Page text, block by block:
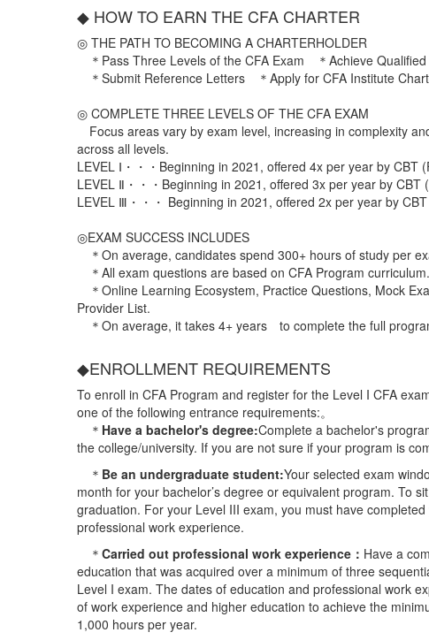
◆ HOW TO EARN THE CFA CHARTER
◎ THE PATH TO BECOMING A CHARTERHOLDER
＊Pass Three Levels of the CFA Exam ＊Achieve Qualified
＊Submit Reference Letters ＊Apply for CFA Institute
◎ COMPLETE THREE LEVELS OF THE CFA EXAM
Focus areas vary by exam level, increasing in complexity
across all levels.
LEVEL Ⅰ・・・Beginning in 2021, offered 4x per year by CBT
LEVEL Ⅱ・・・Beginning in 2021, offered 3x per year by CBT
LEVEL Ⅲ・・・ Beginning in 2021, offered 2x per year by
◎EXAM SUCCESS INCLUDES
＊On average, candidates spend 300+ hours of study per
＊All exam questions are based on CFA Program curriculum.
＊Online Learning Ecosystem, Practice Questions, Mock
Provider List.
＊On average, it takes 4+ years to complete the full
◆ENROLLMENT REQUIREMENTS
To enroll in CFA Program and register for the Level I CFA
one of the following entrance requirements:。
＊ Have a bachelor's degree:Complete a bachelor's
the college/university. If you are not sure if your program is
＊ Be an undergraduate student:Your selected exam
month for your bachelor’s degree or equivalent program. To
graduation. For your Level III exam, you must have
professional work experience.
＊ Carried out professional work experience： Have a
education that was acquired over a minimum of three
Level I exam. The dates of education and professional work
of work experience and higher education to achieve the
1,000 hours per year.